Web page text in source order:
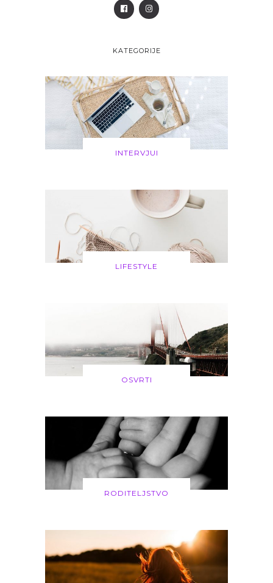
KATEGORIJE
INTERVJUI
LIFESTYLE
OSVRTI
RODITELJSTVO